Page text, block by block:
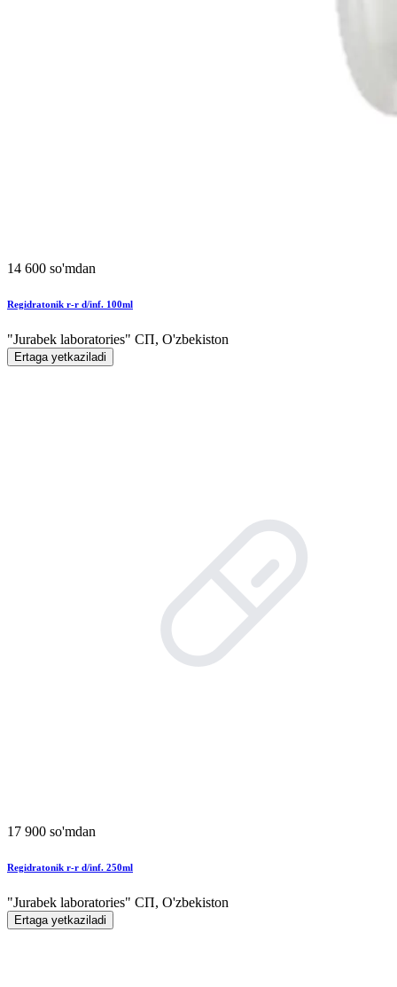
14 600 so'mdan
Regidratonik r-r d/inf. 100ml
"Jurabek laboratories" СП, O'zbekiston
Ertaga yetkaziladi
17 900 so'mdan
Regidratonik r-r d/inf. 250ml
"Jurabek laboratories" СП, O'zbekiston
Ertaga yetkaziladi